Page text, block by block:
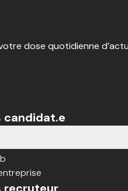
dose quotidienne
candidat.e